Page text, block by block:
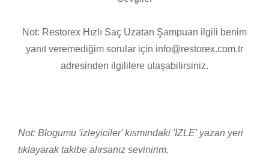
Not: Restorex Hızlı Saç Uzatan Şampuan ilgili benim
yanıt veremediğim sorular için info@restorex.com.tr
adresinden ilgililere ulaşabilirsiniz.
Not: Blogumu 'izleyiciler' kısmındaki 'İZLE' yazan yeri
tıklayarak takibe alırsanız sevinirim.